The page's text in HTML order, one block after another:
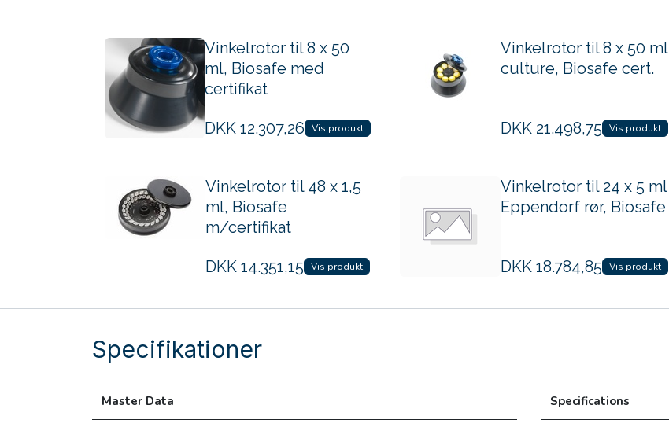
Vinkelrotor til 8 x 50
ml, Biosafe med
certifikat
DKK 12.307,26 Vis produkt
Vinkelrotor til 8 x 50 ml
culture, Biosafe cert.
DKK 21.498,75 Vis produkt
Vinkelrotor til 48 x 1,5
ml, Biosafe
m/certifikat
DKK 14.351,15 Vis produkt
Vinkelrotor til 24 x 5 ml
Eppendorf rør, Biosafe
DKK18.784,85 Vis produkt
Specifikationer
Master Data Specifications